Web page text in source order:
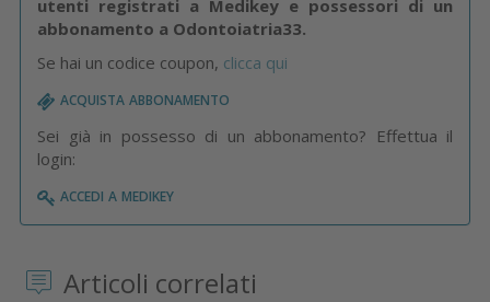
utenti registrati a Medikey e possessori di un
abbonamento a Odontoiatria33.
Se hai un codice coupon, clicca qui
acquista abbonamento
Sei già in possesso di un abbonamento? Effettua il
login:
accedi a medikey
Articoli correlati